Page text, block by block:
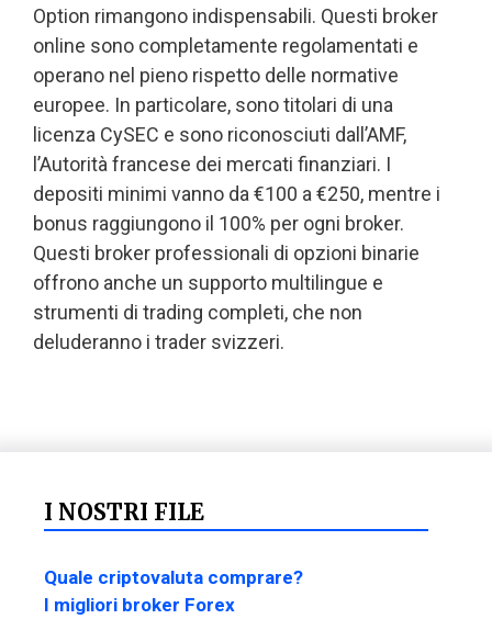
Option rimangono indispensabili. Questi broker
online sono completamente regolamentati e
operano nel pieno rispetto delle normative
europee. In particolare, sono titolari di una
licenza CySEC e sono riconosciuti dall’AMF,
l’Autorità francese dei mercati finanziari. I
depositi minimi vanno da €100 a €250, mentre i
bonus raggiungono il 100% per ogni broker.
Questi broker professionali di opzioni binarie
offrono anche un supporto multilingue e
strumenti di trading completi, che non
deluderanno i trader svizzeri.
I NOSTRI FILE
Quale criptovaluta comprare?
I migliori broker Forex